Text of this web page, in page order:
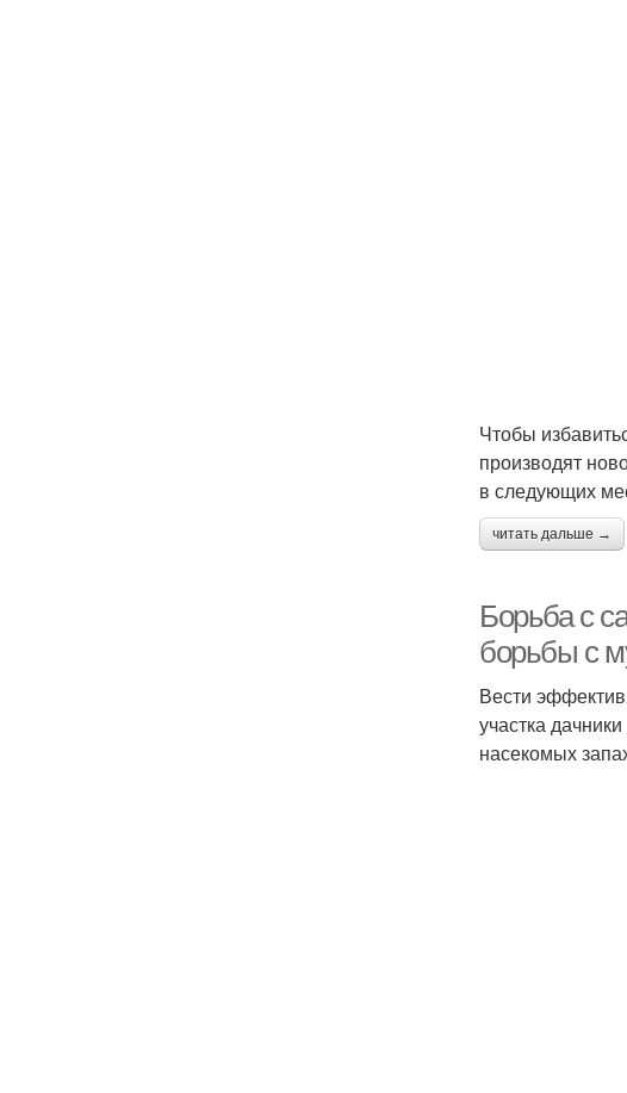
Чтобы
производят
в следующих
читать дальше →
Борьба с
борьбы с
Вести
участка
насекомых